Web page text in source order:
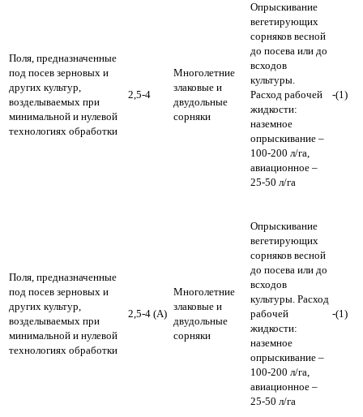
Поля, предназначенные
под посев зерновых и
других культур,
возделываемых при
минимальной и нулевой
технологиях обработки
2,5-4
Многолетние
злаковые и
двудольные
сорняки
Опрыскивание
вегетирующих
сорняков весной
до посева или до
всходов
культуры.
Расход рабочей
жидкости:
наземное
опрыскивание –
100-200 л/га,
авиационное –
25-50 л/га
-(1)
Поля, предназначенные
под посев зерновых и
других культур,
возделываемых при
минимальной и нулевой
технологиях обработки
2,5-4 (А)
Многолетние
злаковые и
двудольные
сорняки
Опрыскивание
вегетирующих
сорняков весной
до посева или до
всходов
культуры. Расход
рабочей
жидкости:
наземное
опрыскивание –
100-200 л/га,
авиационное –
25-50 л/га
-(1)